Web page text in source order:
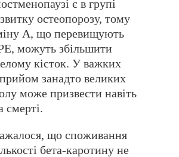
є в групі
остеопорозу, тому
А, що перевищують
можуть збільшити
кісток. У важких
занадто великих
може призвести навіть
смерті.
що споживання
бета-каротину не